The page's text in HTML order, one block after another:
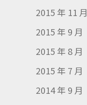
2015 年 11 月
2015 年 9 月
2015 年 8 月
2015 年 7 月
2014 年 9 月